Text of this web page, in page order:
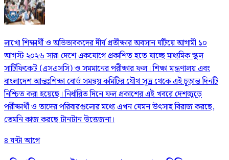
লাখো শিক্ষার্থী ও অভিভাবকদের দীর্ঘ প্রতীক্ষার অবসান ঘটিয়ে আগামী ১০
আগস্ট ২০২৬ সারা দেশে একযোগে প্রকাশিত হতে যাচ্ছে মাধ্যমিক স্কুল
সার্টিফিকেট (এসএসসি) ও সমমানের পরীক্ষার ফল। শিক্ষা মন্ত্রণালয় এবং
বাংলাদেশ আন্তঃশিক্ষা বোর্ড সমন্বয় কমিটির যৌথ সূত্র থেকে এই চূড়ান্ত দিনটি
নিশ্চিত করা হয়েছে। নির্ধারিত দিনে ফল প্রকাশের এই খবরে দেশজুড়ে
পরীক্ষার্থী ও তাদের পরিবারগুলোর মধ্যে এখন যেমন উৎসাহ বিরাজ করছে,
তেমনি কাজ করছে টানটান উত্তেজনা।
৪ ঘণ্টা আগে